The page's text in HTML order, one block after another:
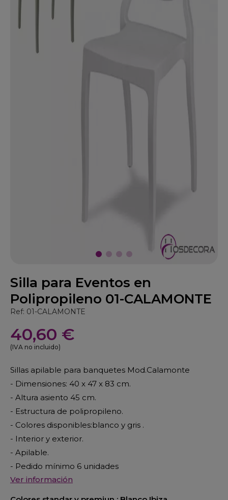
Silla para Eventos en
Polipropileno 01-CALAMONTE
Ref: 01-CALAMONTE
40,60 €
(IVA no incluido)
Sillas apilable para banquetes Mod.Calamonte
- Dimensiones: 40 x 47 x 83 cm.
- Altura asiento 45 cm.
- Estructura de polipropileno.
- Colores disponibles:blanco y gris .
- Interior y exterior.
- Apilable.
- Pedido mínimo 6 unidades
Ver información